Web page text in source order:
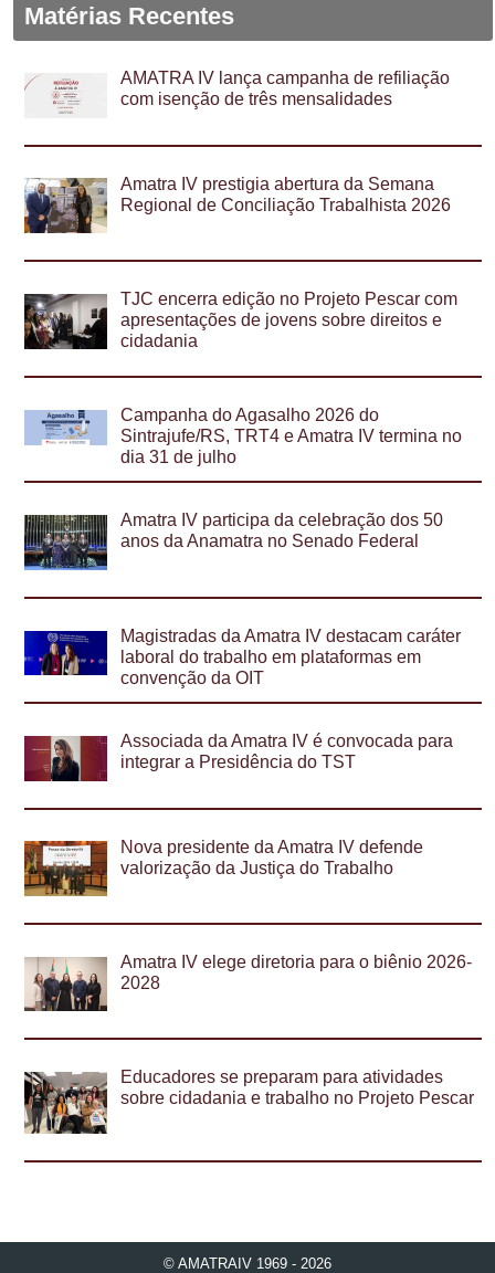
Matérias Recentes
AMATRA IV lança campanha de refiliação
com isenção de três mensalidades
Amatra IV prestigia abertura da Semana
Regional de Conciliação Trabalhista 2026
TJC encerra edição no Projeto Pescar com
apresentações de jovens sobre direitos e
cidadania
Campanha do Agasalho 2026 do
Sintrajufe/RS, TRT4 e Amatra IV termina no
dia 31 de julho
Amatra IV participa da celebração dos 50
anos da Anamatra no Senado Federal
Magistradas da Amatra IV destacam caráter
laboral do trabalho em plataformas em
convenção da OIT
Associada da Amatra IV é convocada para
integrar a Presidência do TST
Nova presidente da Amatra IV defende
valorização da Justiça do Trabalho
Amatra IV elege diretoria para o biênio 2026-
2028
Educadores se preparam para atividades
sobre cidadania e trabalho no Projeto Pescar
© AMATRAIV 1969 - 2026